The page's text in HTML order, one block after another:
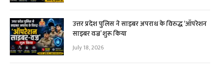
उत्तर प्रदेश पुलिस ने साइबर अपराध के विरुद्ध ‘ऑपरेशन
साइबर वज्र’ शुरू किया
July 18, 2026